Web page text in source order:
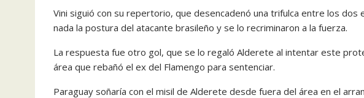
Vini siguió con su repertorio, que desencadenó una trifulca entre los dos
nada la postura del atacante brasileño y se lo recriminaron a la fuerza.
La respuesta fue otro gol, que se lo regaló Alderete al intentar este
área que rebañó el ex del Flamengo para sentenciar.
Paraguay soñaría con el misil de Alderete desde fuera del área en el